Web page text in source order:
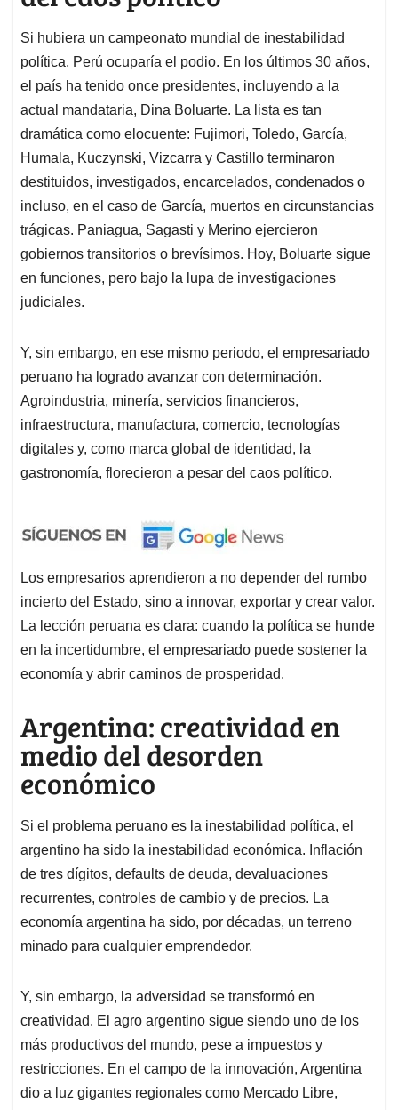
Si hubiera un campeonato mundial de inestabilidad
política, Perú ocuparía el podio. En los últimos 30 años,
el país ha tenido once presidentes, incluyendo a la
actual mandataria, Dina Boluarte. La lista es tan
dramática como elocuente: Fujimori, Toledo, García,
Humala, Kuczynski, Vizcarra y Castillo terminaron
destituidos, investigados, encarcelados, condenados o
incluso, en el caso de García, muertos en circunstancias
trágicas. Paniagua, Sagasti y Merino ejercieron
gobiernos transitorios o brevísimos. Hoy, Boluarte sigue
en funciones, pero bajo la lupa de investigaciones
judiciales.
Y, sin embargo, en ese mismo periodo, el empresariado
peruano ha logrado avanzar con determinación.
Agroindustria, minería, servicios financieros,
infraestructura, manufactura, comercio, tecnologías
digitales y, como marca global de identidad, la
gastronomía, florecieron a pesar del caos político.
Los empresarios aprendieron a no depender del rumbo
incierto del Estado, sino a innovar, exportar y crear valor.
La lección peruana es clara: cuando la política se hunde
en la incertidumbre, el empresariado puede sostener la
economía y abrir caminos de prosperidad.
Argentina: creatividad en
medio del desorden
económico
Si el problema peruano es la inestabilidad política, el
argentino ha sido la inestabilidad económica. Inflación
de tres dígitos, defaults de deuda, devaluaciones
recurrentes, controles de cambio y de precios. La
economía argentina ha sido, por décadas, un terreno
minado para cualquier emprendedor.
Y, sin embargo, la adversidad se transformó en
creatividad. El agro argentino sigue siendo uno de los
más productivos del mundo, pese a impuestos y
restricciones. En el campo de la innovación, Argentina
dio a luz gigantes regionales como Mercado Libre,